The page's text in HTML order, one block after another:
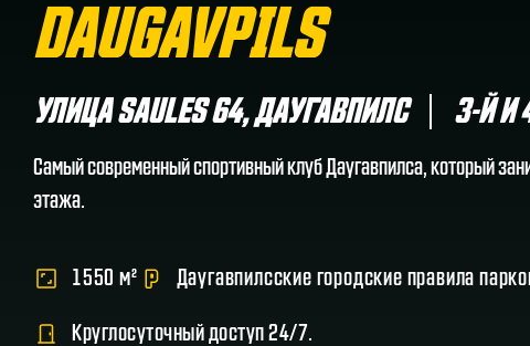
DAUGAVPILS
УЛИЦА SAULES 64, ДАУГАВПИЛС 3-Й И
Самый современный спортивный клуб Даугавпилса, который
этажа.
1550 м² Даугавпилсские городские правила
Круглосуточный доступ 24/7.